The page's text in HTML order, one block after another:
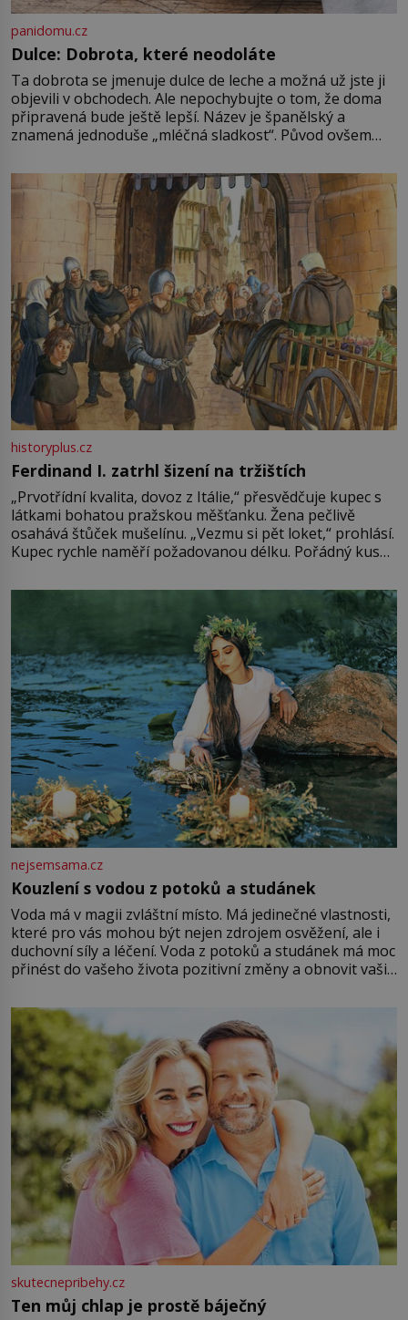
panidomu.cz
Dulce: Dobrota, které neodoláte
Ta dobrota se jmenuje dulce de leche a možná už jste ji
objevili v obchodech. Ale nepochybujte o tom, že doma
připravená bude ještě lepší. Název je španělský a
znamená jednoduše „mléčná sladkost“. Původ ovšem
pře hned několik latinskoamerických zemí a k tomu
Francie, kde se traduje,
historyplus.cz
Ferdinand I. zatrhl šizení na tržištích
„Prvotřídní kvalita, dovoz z Itálie,“ přesvědčuje kupec s
látkami bohatou pražskou měšťanku. Žena pečlivě
osahává štůček mušelínu. „Vezmu si pět loket,“ prohlásí.
Kupec rychle naměří požadovanou délku. Pořádný kus
milostpaní. Stačí jenom na sukni,“ zhodnotí švadlena
množství růžového mušelínu. „Ošidili vás, podívejte.“
Vezme do ruky dřevěnou
nejsemsama.cz
Kouzlení s vodou z potoků a studánek
Voda má v magii zvláštní místo. Má jedinečné vlastnosti,
které pro vás mohou být nejen zdrojem osvěžení, ale i
duchovní síly a léčení. Voda z potoků a studánek má moc
přinést do vašeho života pozitivní změny a obnovit vaši
můžete obohatit své rituály a přinést do svého života
větší harmonii a klid. Je důležité
skutecnepribehy.cz
Ten můj chlap je prostě báječný